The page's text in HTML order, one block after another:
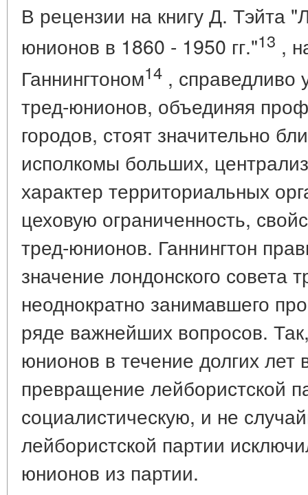
В рецензии на книгу Д. Тэйта
юнионов в 1860 - 1950 гг."13 ,
Ганнингтоном14 , справедливо
тред-юнионов, объединяя
городов, стоят значительно
исполкомы больших,
характер территориальных
цеховую ограниченность,
тред-юнионов. Ганнингтон
значение лондонского совета
неоднократно занимавшего
ряде важнейших вопросов.
юнионов в течение долгих лет
превращение лейбористской
социалистическую, и не
лейбористской партии
юнионов из партии.